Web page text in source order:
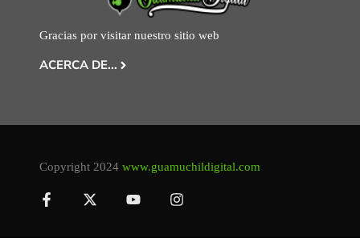
Gracias por visitar nuestro sitio web
ACERCA DE...
Copyright 2024 www.guamuchildigital.com